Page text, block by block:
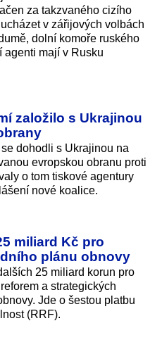
za takzvaného cizího
v zářijových volbách
dolní komoře ruského
agenti mají v Rusku
založilo s Ukrajinou
dohodli s Ukrajinou na
evropskou obranu proti
o tom tiskové agentury
nové koalice.
miliard Kč pro
plánu obnovy
25 miliard korun pro
a strategických
Jde o šestou platbu
(RRF).